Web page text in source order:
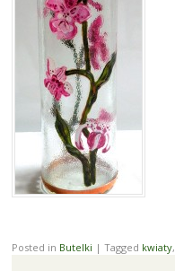
Posted in Butelki | Tagged kwiaty,